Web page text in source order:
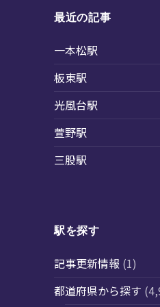
最近の記事
一本松駅
板東駅
光風台駅
萱野駅
三股駅
駅を探す
記事更新情報 (1)
都道府県から探す